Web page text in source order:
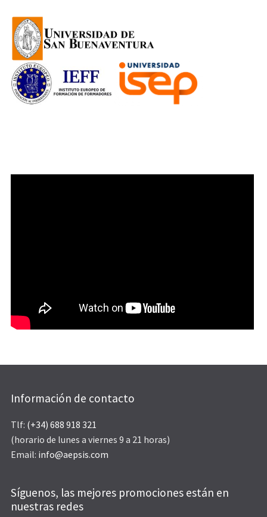
Información de contacto
Tlf: (+34) 688 918 321
(horario de lunes a viernes 9 a 21 horas)
Email: info@aepsis.com
Síguenos, las mejores promociones están en
nuestras redes